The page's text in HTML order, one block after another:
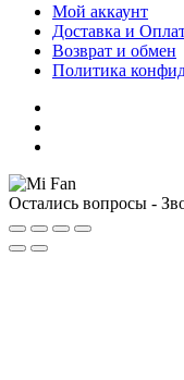
Мой аккаунт
Доставка и
Возврат и обмен
Политика
Остались вопросы -